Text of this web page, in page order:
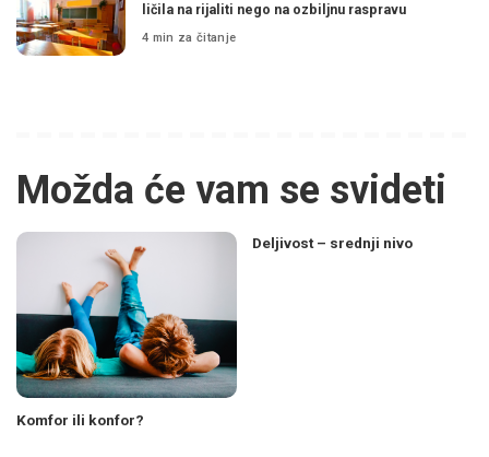
ličila na rijaliti nego na ozbiljnu raspravu
4 min za čitanje
Možda će vam se svideti
Komfor ili konfor?
Deljivost – srednji nivo